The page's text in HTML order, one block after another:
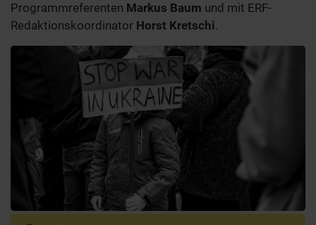
Programmreferenten Markus Baum und mit ERF-
Redaktionskoordinator Horst Kretschi.